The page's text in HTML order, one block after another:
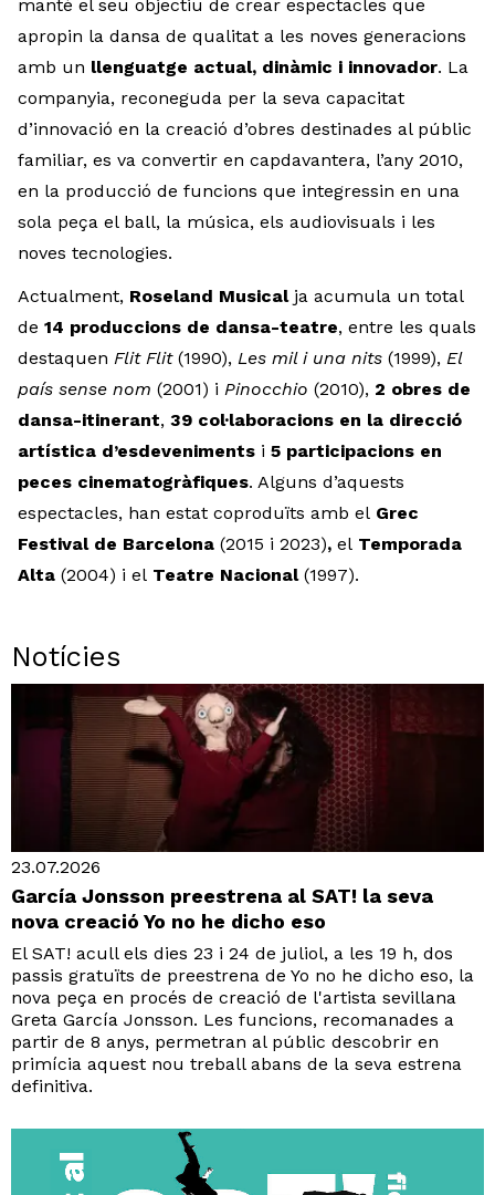
manté el seu objectiu de crear espectacles que
apropin la dansa de qualitat a les noves generacions
amb un llenguatge actual, dinàmic i innovador. La
companyia, reconeguda per la seva capacitat
d’innovació en la creació d’obres destinades al públic
familiar, es va convertir en capdavantera, l’any 2010,
en la producció de funcions que integressin en una
sola peça el ball, la música, els audiovisuals i les
noves tecnologies.
Actualment, Roseland Musicalja acumula un total
de 14 produccions de dansa-teatre, entre les quals
destaquen Flit Flit(1990), Les mil i una nits (1999), El
país sense nom (2001) i Pinocchio (2010), 2 obres de
dansa-itinerant, 39 col·laboracions en la direcció
artística d’esdeveniments i 5 participacions en
peces cinematogràfiques. Alguns d’aquests
espectacles, han estat coproduïts amb el Grec
Festival de Barcelona (2015 i 2023), el Temporada
Alta (2004) i el Teatre Nacional(1997).
Notícies
23.07.2026
García Jonsson preestrena al SAT! la seva
nova creació Yo no he dicho eso
El SAT! acull els dies 23 i 24 de juliol, a les 19 h, dos
passis gratuïts de preestrena de Yo no he dicho eso, la
nova peça en procés de creació de l'artista sevillana
Greta García Jonsson. Les funcions, recomanades a
partir de 8 anys, permetran al públic descobrir en
primícia aquest nou treball abans de la seva estrena
definitiva.